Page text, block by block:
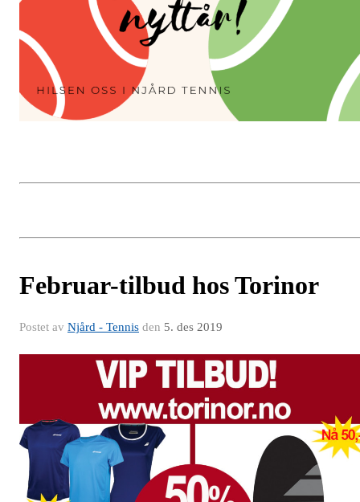
Februar-tilbud hos Torinor
Postet av Njård - Tennis den 5. des 2019